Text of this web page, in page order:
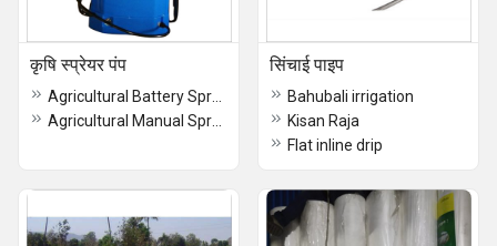
कृषि स्प्रेयर पंप सिंचाई पाइप
Bahubali irrigation
Kisan Raja
Flat inline drip